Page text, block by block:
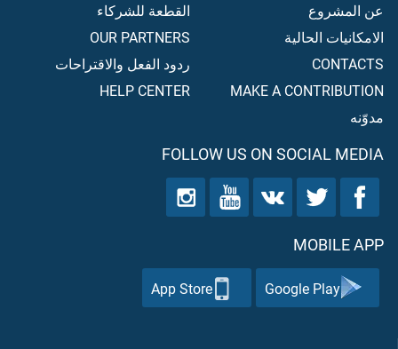
عن المشروع
الامكانيات الحالية
CONTACTS
MAKE A CONTRIBUTION
مدوّنه
القطعة للشركاء
OUR PARTNERS
ردود الفعل والاقتراحات
HELP CENTER
FOLLOW US ON SOCIAL MEDIA
MOBILE APP
Google Play
App Store